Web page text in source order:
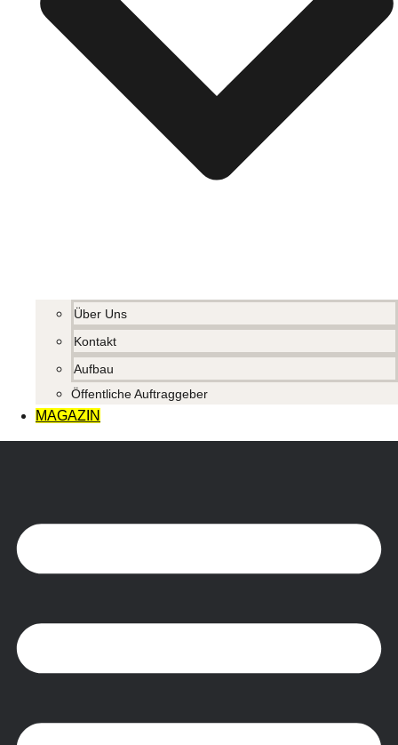
Über Uns
Kontakt
Aufbau
Öffentliche Auftraggeber
MAGAZIN